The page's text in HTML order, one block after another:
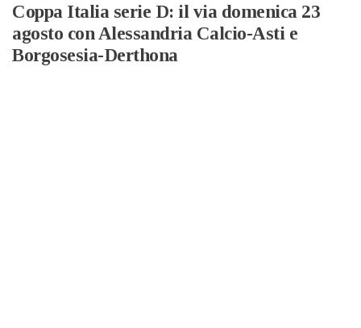
Coppa Italia serie D: il via domenica 23
agosto con Alessandria Calcio-Asti e
Borgosesia-Derthona